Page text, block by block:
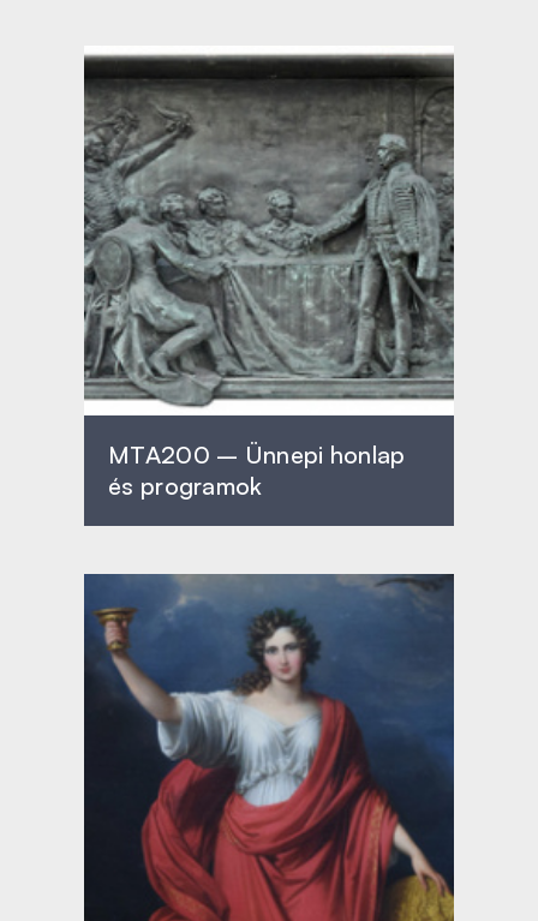
MTA200 – Ünnepi honlap
és programok